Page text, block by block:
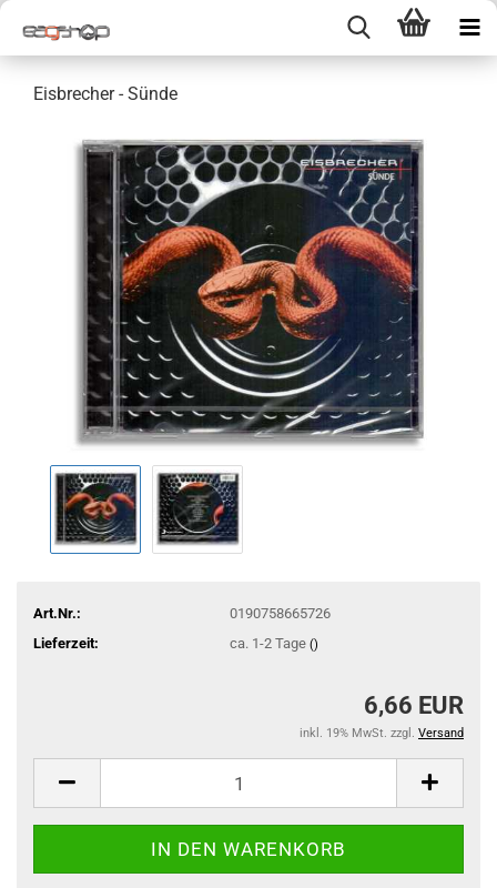
Eisbrecher - Sünde
Art.Nr.:
0190758665726
Lieferzeit:
ca. 1-2 Tage ()
6,66 EUR
inkl. 19% MwSt. zzgl. Versand